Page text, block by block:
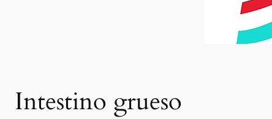
Intestino grueso